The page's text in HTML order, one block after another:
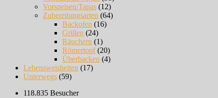
Vorspeisen/Tapas (12)
Zubereitungsarten (64)
Backofen (16)
Grillen (24)
Räuchern (1)
Römertopf(20)
Überbacken (4)
Lebensweisheiten (17)
Unterwegs (59)
118.835 Besucher